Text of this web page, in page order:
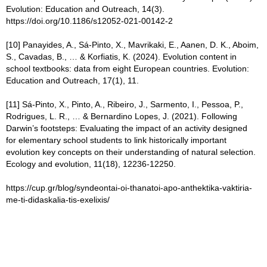
Evolution: Education and Outreach, 14(3).
https://doi.org/10.1186/s12052-021-00142-2
[10] Panayides, A., Sá-Pinto, X., Mavrikaki, E., Aanen, D. K., Aboim,
S., Cavadas, B., … & Korfiatis, K. (2024). Evolution content in
school textbooks: data from eight European countries. Evolution:
Education and Outreach, 17(1), 11.
[11] Sá‐Pinto, X., Pinto, A., Ribeiro, J., Sarmento, I., Pessoa, P.,
Rodrigues, L. R., … & Bernardino Lopes, J. (2021). Following
Darwin’s footsteps: Evaluating the impact of an activity designed
for elementary school students to link historically important
evolution key concepts on their understanding of natural selection.
Ecology and evolution, 11(18), 12236-12250.
https://cup.gr/blog/syndeontai-oi-thanatoi-apo-anthektika-vaktiria-
me-ti-didaskalia-tis-exelixis/